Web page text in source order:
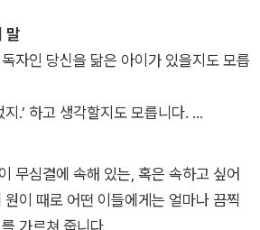
『체인지링』 『우울한 얼굴의 아이』 『책
인간』 그리고 『게 가공선』(고바야시 다키
류노스케), 『세키가하라 전투』(시바 료
『성소녀』(쿠라하시 유미꼬), 『언어와
이치), 『바다 밑에서』(김석범) 등을 우
말
자인 당신을 닮은 아이가 있을지도 모릅
.’ 하고 생각할지도 모릅니다.
었던 잔혹한 청춘을 곱씹어 주셨으면 좋
무심결에 속해 있는, 혹은 속하고 싶어
원이 때로 어떤 이들에게는 얼마나 끔찍
가르쳐 줍니다.